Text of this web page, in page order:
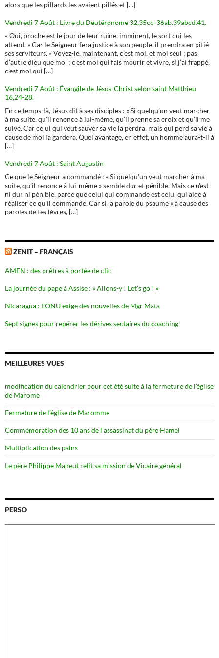
alors que les pillards les avaient pillés et […]
Vendredi 7 Août : Livre du Deutéronome 32,35cd-36ab.39abcd.41.
« Oui, proche est le jour de leur ruine, imminent, le sort qui les
attend. » Car le Seigneur fera justice à son peuple, il prendra en pitié
ses serviteurs. « Voyez-le, maintenant, c’est moi, et moi seul ; pas
d’autre dieu que moi ; c’est moi qui fais mourir et vivre, si j’ai frappé,
c’est moi qui […]
Vendredi 7 Août : Évangile de Jésus-Christ selon saint Matthieu
16,24-28.
En ce temps-là, Jésus dit à ses disciples : « Si quelqu’un veut marcher
à ma suite, qu’il renonce à lui-même, qu’il prenne sa croix et qu’il me
suive. Car celui qui veut sauver sa vie la perdra, mais qui perd sa vie à
cause de moi la gardera. Quel avantage, en effet, un homme aura-t-il à
[…]
Vendredi 7 Août : Saint Augustin
Ce que le Seigneur a commandé : « Si quelqu'un veut marcher à ma
suite, qu'il renonce à lui-même » semble dur et pénible. Mais ce n'est
ni dur ni pénible, parce que celui qui commande est celui qui aide à
réaliser ce qu'il commande. Car si la parole du psaume « à cause des
paroles de tes lèvres, […]
ZENIT – FRANÇAIS
AMEN : des prêtres à portée de clic
La journée du pape à Assise : « Allons-y ! Let’s go ! »
Nicaragua : L’ONU exige des nouvelles de Mgr Mata
Sept signes pour repérer les dérives sectaires du coaching
MEILLEURES VUES
modification du calendrier pour cet été suite à la fermeture de l’église
de Marome
Fermeture de l’église de Maromme
Commémoration des 10 ans de l’assassinat du père Hamel
Multiplication des pains
Le père Philippe Maheut relit sa mission de Vicaire général
PERSO